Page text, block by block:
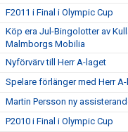
F2011 i Final i Olympic Cup
Köp era Jul-Bingolotter av
Malmborgs Mobilia
Nyförvärv till Herr A-laget
Spelare förlänger med Herr
Martin Persson ny
P2010 i Final i Olympic Cup